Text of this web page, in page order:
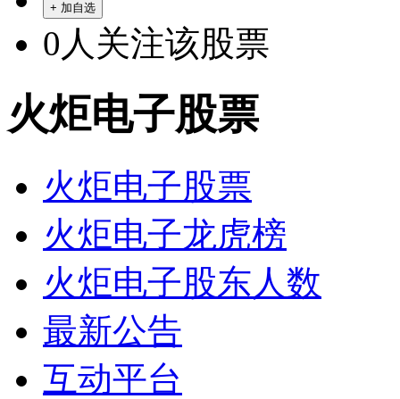
+ 加自选
0 人关注该股票
火炬电子股票
火炬电子股票
火炬电子龙虎榜
火炬电子股东人数
最新公告
互动平台